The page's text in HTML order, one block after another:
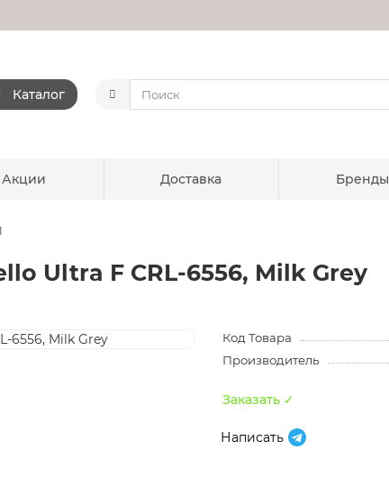
Каталог
Акции Доставка Бренды
Ultra F CRL-6556, Milk Grey
Код Товара
Производитель
Заказать ✓
Написать